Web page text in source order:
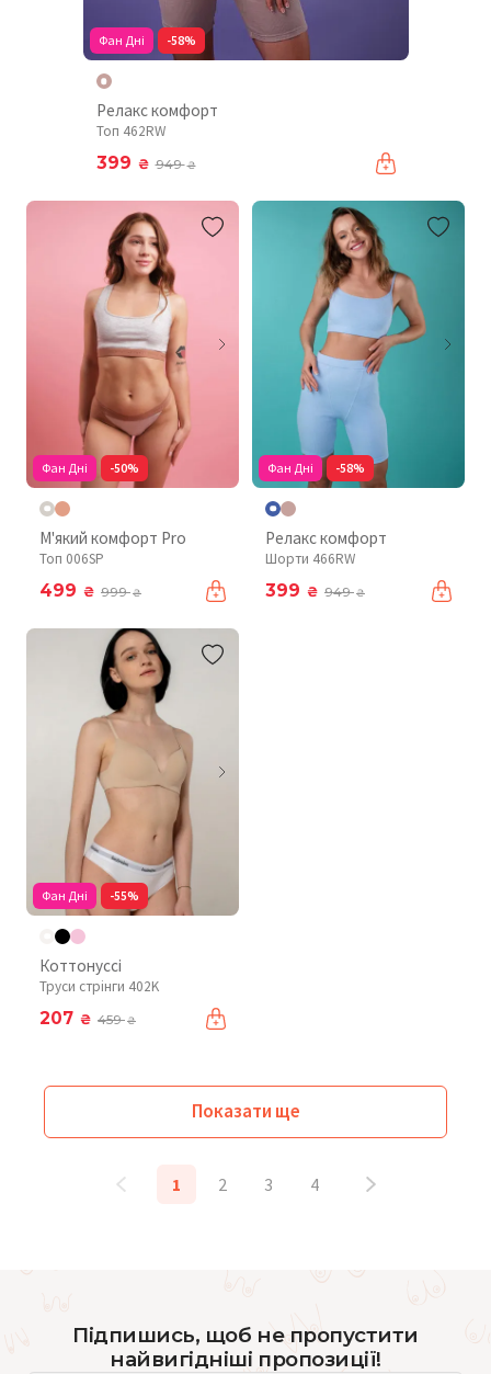
Фан Дні -58%
Релакс комфорт
Топ 462RW
399 ₴ 949₴
Фан Дні -50%
М'який комфорт Pro
Топ 006SP
499 ₴ 999₴
Фан Дні -58%
Релакс комфорт
Шорти 466RW
399 ₴ 949₴
Фан Дні -55%
Коттонуссі
Труси стрінги 402K
207 ₴ 459₴
Показати ще
1 2 3 4
Підпишись, щоб не пропустити
найвигідніші пропозиції!